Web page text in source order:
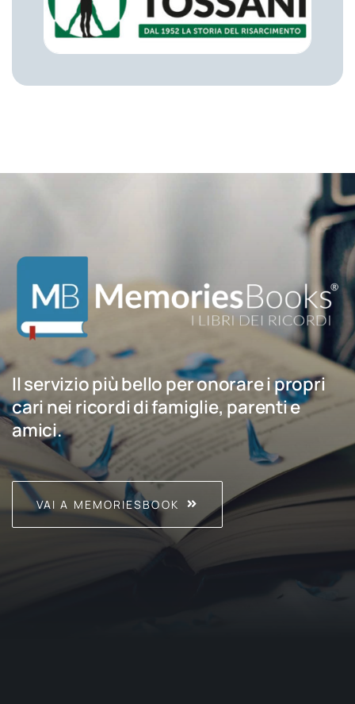
Il servizio più bello per onorare i propri
cari nei ricordi di famiglie, parenti e
amici.
VAI A MEMORIESBOOK